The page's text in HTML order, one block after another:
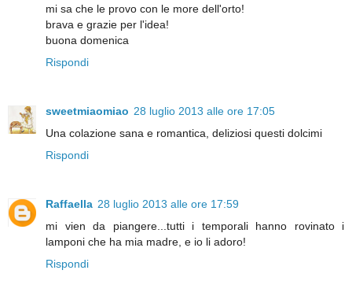
mi sa che le provo con le more dell'orto!
brava e grazie per l'idea!
buona domenica
Rispondi
sweetmiaomiao 28 luglio 2013 alle ore 17:05
Una colazione sana e romantica, deliziosi questi dolcimi
Rispondi
Raffaella 28 luglio 2013 alle ore 17:59
mi vien da piangere...tutti i temporali hanno rovinato i
lamponi che ha mia madre, e io li adoro!
Rispondi